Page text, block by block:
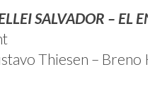
SALVADOR – EL
Thiesen – Breno